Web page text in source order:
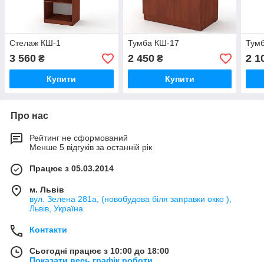
Стелаж КШ-1
3 560 ₴
Купити
Тумба КШ-17
2 450₴
Купити
2
Про нас
Рейтинг не сформований
Менше 5 відгуків за останній рік
Працює з 05.03.2014
м. Львів
вул. Зелена 281а, (новобудова біля заправки окко ),
Львів, Україна
Контакти
Сьогодні працює з 10:00 до 18:00